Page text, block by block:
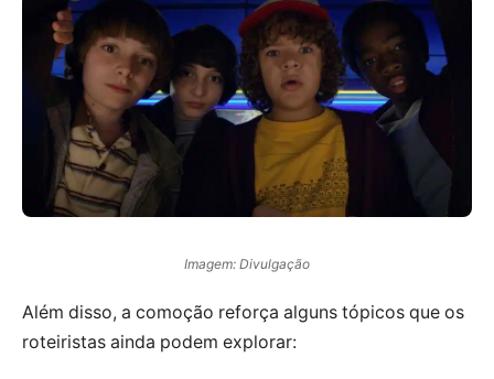
Imagem: Divulgação
Além disso, a comoção reforça alguns tópicos que os
roteiristas ainda podem explorar: